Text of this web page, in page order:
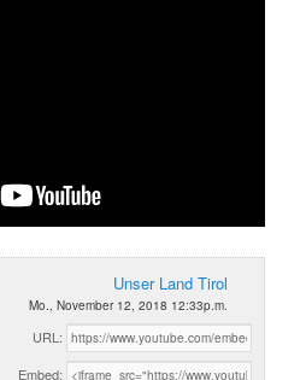
Unser Land Tirol
Mo., November 12, 2018 12:33p.m.
URL:
Embed: